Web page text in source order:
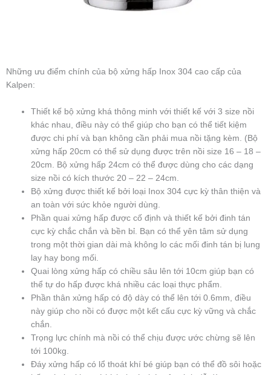
Những ưu điểm chính của bộ xửng hấp Inox 304 cao cấp của
Kalpen:
Thiết kế bộ xửng khá thông minh với thiết kế với 3 size nồi
khác nhau, điều này có thể giúp cho bạn có thể tiết kiệm
được chi phí và bạn không cần phải mua nồi tặng kèm. (Bộ
xửng hấp 20cm có thể sử dụng được trên nồi size 16 – 18 –
20cm. Bộ xửng hấp 24cm có thể được dùng cho các dạng
size nồi có kích thước 20 – 22 – 24cm.
Bộ xửng được thiết kế bởi loại Inox 304 cực kỳ thân thiện và
an toàn với sức khỏe người dùng.
Phần quai xửng hấp được cố định và thiết kế bởi đinh tán
cực kỳ chắc chắn và bền bỉ. Bạn có thể yên tâm sử dụng
trong một thời gian dài mà không lo các mối đinh tán bị lung
lay hay bong mối.
Quai lòng xửng hấp có chiều sâu lên tới 10cm giúp bạn có
thể tự do hấp được khá nhiều các loại thực phẩm.
Phần thân xửng hấp có độ dày có thể lên tới 0.6mm, điều
này giúp cho nồi có được một kết cấu cực kỳ vững và chắc
chắn.
Trọng lực chính mà nồi có thể chịu được ước chừng sẽ lên
tới 100kg.
Đáy xửng hấp có lổ thoát khí bé giúp bạn có thể đồ sôi hoặc